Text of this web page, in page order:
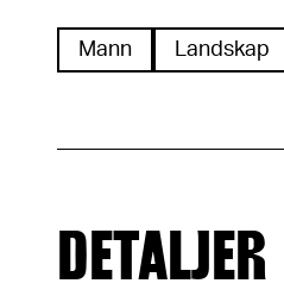
Mann Landskap
DETALJER